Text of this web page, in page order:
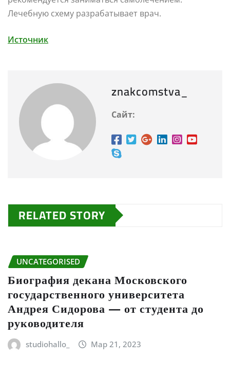
Лечебную схему разрабатывает врач.
Источник
znakcomstva_
Сайт:
RELATED STORY
UNCATEGORISED
Биография декана Московского
государственного университета
Андрея Сидорова — от студента до
руководителя
studiohallo_ Мар 21, 2023